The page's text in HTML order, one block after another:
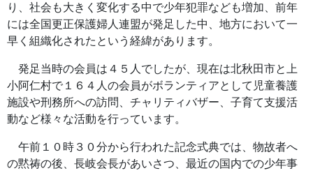
り、社会も大きく変化する中で少年犯罪なども増加、前年
には全国更正保護婦人連盟が発足した中、地方において一
早く組織化されたという経緯があります。
発足当時の会員は４５人でしたが、現在は北秋田市と上
小阿仁村で１６４人の会員がボランティアとして児童養護
施設や刑務所への訪問、チャリティバザー、子育て支援活
動など様々な活動を行っています。
午前１０時３０分から行われた記念式典では、物故者へ
の黙祷の後、長岐会長があいさつ、最近の国内での少年事